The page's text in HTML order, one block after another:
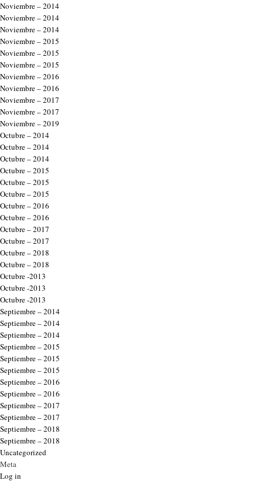
Noviembre – 2014
Noviembre – 2014
Noviembre – 2014
Noviembre – 2015
Noviembre – 2015
Noviembre – 2015
Noviembre – 2016
Noviembre – 2016
Noviembre – 2017
Noviembre – 2017
Noviembre – 2019
Octubre – 2014
Octubre – 2014
Octubre – 2014
Octubre – 2015
Octubre – 2015
Octubre – 2015
Octubre – 2016
Octubre – 2016
Octubre – 2017
Octubre – 2017
Octubre – 2018
Octubre – 2018
Octubre -2013
Octubre -2013
Octubre -2013
Septiembre – 2014
Septiembre – 2014
Septiembre – 2014
Septiembre – 2015
Septiembre – 2015
Septiembre – 2015
Septiembre – 2016
Septiembre – 2016
Septiembre – 2017
Septiembre – 2017
Septiembre – 2018
Septiembre – 2018
Uncategorized
Meta
Log in